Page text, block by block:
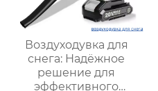
Воздуходувка для
снега: Надёжное
решение для
эффективного